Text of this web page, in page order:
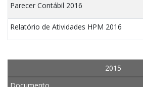
Parecer Contábil 2016
Relatório de Atividades HPM 2016
2015